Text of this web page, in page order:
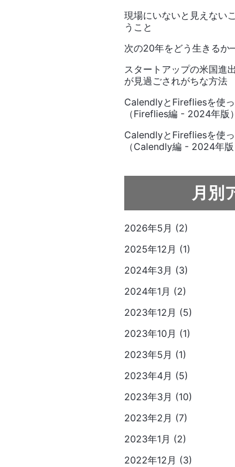
現場にいないと見えな
うこと
次の20年をどう生きる
スタートアップの米国進
が見過ごされがちな方法
CalendlyとFirefliesを使
（Fireflies編 - 2024年版）
CalendlyとFirefliesを使
（Calendly編 - 2024年版
月別
2026年5月 (2)
2025年12月 (1)
2024年3月 (3)
2024年1月 (2)
2023年12月 (5)
2023年10月 (1)
2023年5月 (1)
2023年4月 (5)
2023年3月 (10)
2023年2月 (7)
2023年1月 (2)
2022年12月 (3)